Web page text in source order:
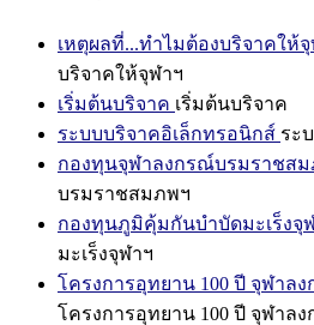
เหตุผลที่...ทำไมต้องบริจาคให้
บริจาคให้จุฬาฯ
เริ่มต้นบริจาค เริ่มต้นบริจาค
ระบบบริจาคอิเล็กทรอนิกส์ ระ
กองทุนจุฬาลงกรณ์บรมราชส
บรมราชสมภพฯ
กองทุนภูมิคุ้มกันบำบัดมะเร็งจุ
มะเร็งจุฬาฯ
โครงการอุทยาน 100 ปี จุฬาล
โครงการอุทยาน 100 ปี จุฬาล